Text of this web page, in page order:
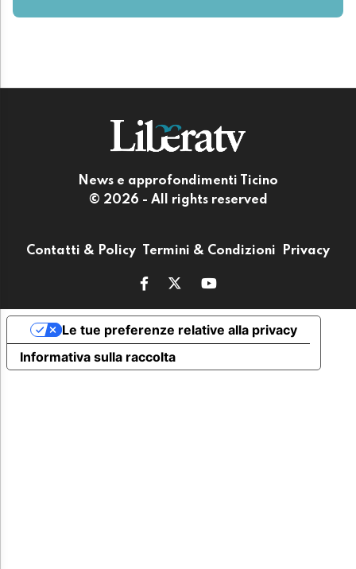
News e approfondimenti Ticino
© 2026 - All rights reserved
Contatti & Policy Termini & Condizioni Privacy
Informativa sulla raccolta
Le tue preferenze relative alla privacy